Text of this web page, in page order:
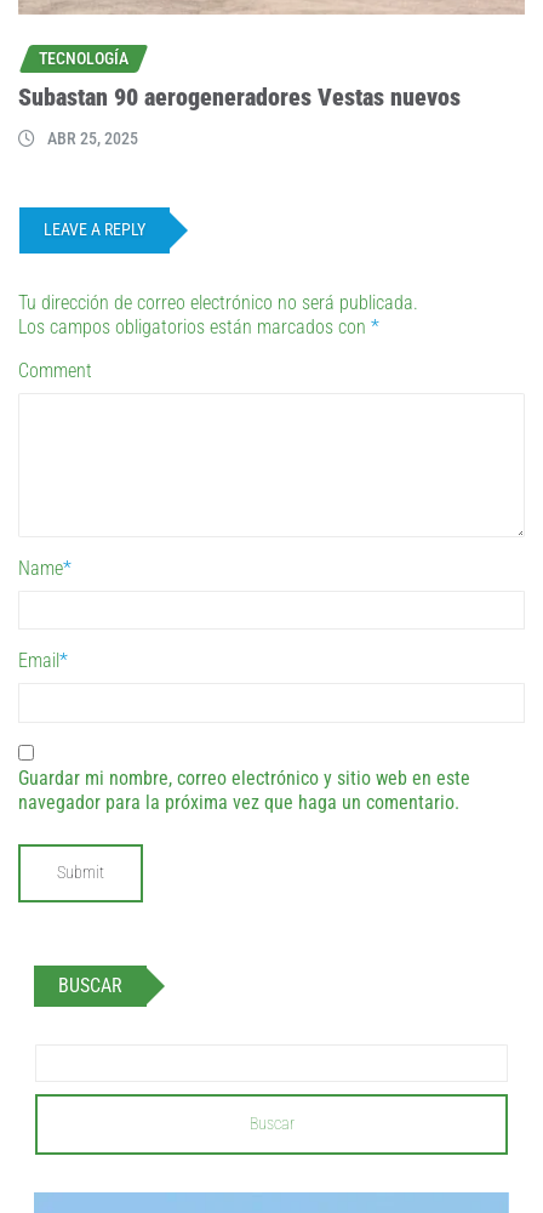
TECNOLOGÍA
Subastan 90 aerogeneradores Vestas nuevos
ABR 25, 2025
LEAVE A REPLY
Tu dirección de correo electrónico no será publicada.
Los campos obligatorios están marcados con *
Comment
Name*
Email*
Guardar mi nombre, correo electrónico y sitio web en este
navegador para la próxima vez que haga un comentario.
BUSCAR
Buscar